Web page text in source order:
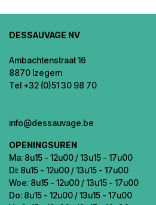
DESSAUVAGE NV
Ambachtenstraat 16
8870 Izegem
Tel +32 (0)51 30 98 70
info@dessauvage.be
OPENINGSUREN
Ma: 8u15 - 12u00 / 13u15 - 17u00
Di: 8u15 - 12u00 / 13u15 - 17u00
Woe: 8u15 - 12u00 / 13u15 - 17u00
Do: 8u15 - 12u00 / 13u15 - 17u00